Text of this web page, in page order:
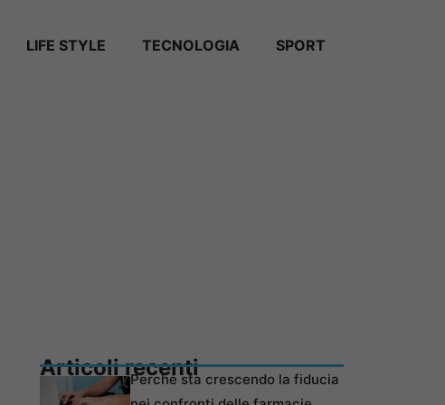
LIFE STYLE TECNOLOGIA SPORT
Articoli recentiPerché sta crescendo la fiducia